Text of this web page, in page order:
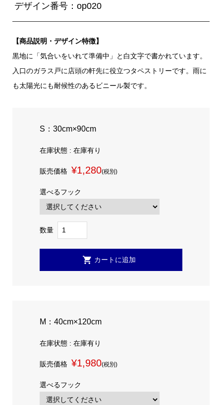
デザイン番号：op020
【商品説明・デザイン特徴】
黒地に「気合いをいれて準備中」と白文字で書かれています。
入口のガラス戸に店頭の軒先に役立つタペストリーです。雨に
も太陽光にも耐候性のあるビニール製です。
S：30cm×90cm
在庫状態 : 在庫有り
販売価格 ¥1,280(税別)
選べるフック
数量
M：40cm×120cm
在庫状態 : 在庫有り
販売価格 ¥1,980(税別)
選べるフック